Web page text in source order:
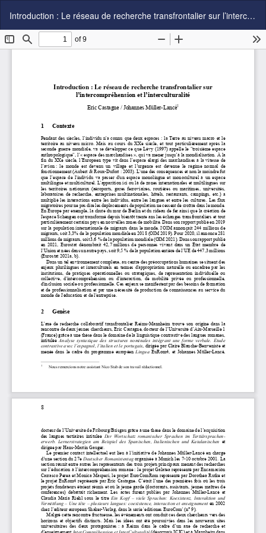
Artikeldetails
zurückkehren
Introduction : Le réseau de recherche transfrontalier sur l’intercompréhension et l’interculturalité